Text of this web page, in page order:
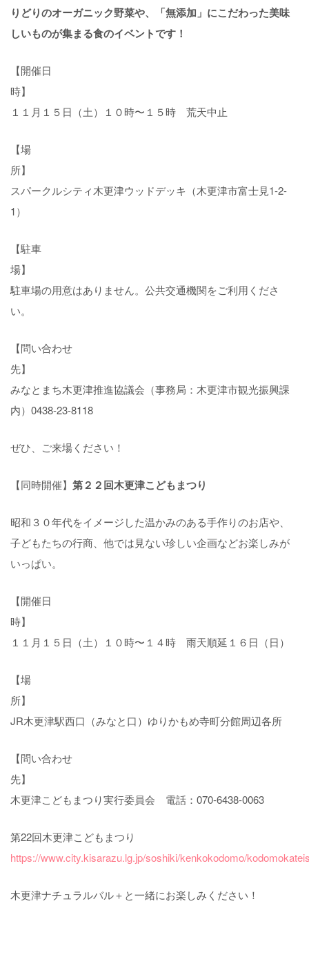
りどりのオーガニック野菜や、「無添加」にこだわった美味
しいものが集まる食のイベントです！
【開催日
時
１１月１５日（土）１０時〜１５時 荒天中止
【場
所
スパークルシティ木更津ウッドデッキ（木更津市富士見1-2-
1）
【駐車
場
駐車場の用意はありません。公共交通機関をご利用くださ
い。
【問い合わせ
先
みなとまち木更津推進協議会（事務局：木更津市観光振興課
内）0438-23-8118
ぜひ、ご来場ください！
【同時開催】 第２２回木更津こどもまつり
昭和３０年代をイメージした温かみのある手作りのお店や、
子どもたちの行商、他では見ない珍しい企画などお楽しみが
いっぱい。
【開催日
時
１１月１５日（土）１０時〜１４時 雨天順延１６日（日）
【場
所
JR木更津駅西口（みなと口）ゆりかもめ寺町分館周辺各所
【問い合わせ
先
木更津こどもまつり実行委員会 電話：070-6438-0063
第22回木更津こどもまつり
https://www.city.kisarazu.lg.jp/soshiki/kenkokodomo/
木更津ナチュラルバル＋と一緒にお楽しみください！